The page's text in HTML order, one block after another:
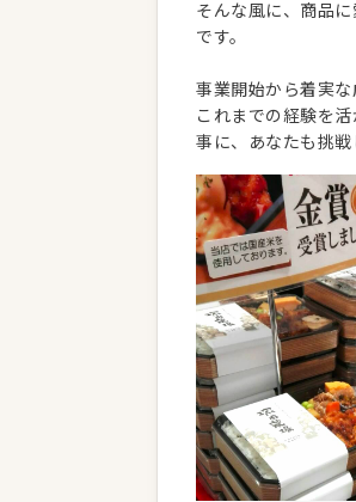
そんな風に、商品
です。
事業開始から着実
これまでの経験を
事に、あなたも挑戦